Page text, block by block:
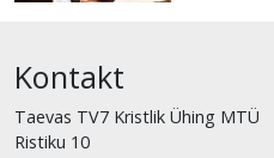
Kontakt
Taevas TV7 Kristlik Ühing MTÜ
Ristiku 10